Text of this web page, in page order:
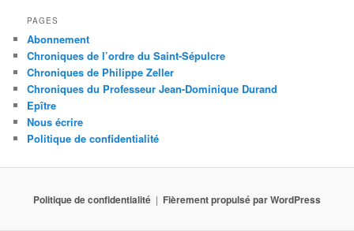
PAGES
Abonnement
Chroniques de l’ordre du Saint-Sépulcre
Chroniques de Philippe Zeller
Chroniques du Professeur Jean-Dominique Durand
Epître
Nous écrire
Politique de confidentialité
Politique de confidentialité Fièrement propulsé par WordPress